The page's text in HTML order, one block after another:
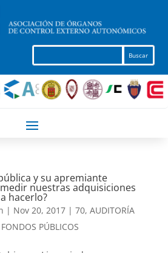
y su apremiante
nuestras adquisiciones
hacerlo?
| Nov 20, 2017| 70, AUDITORÍA
PÚBLICOS